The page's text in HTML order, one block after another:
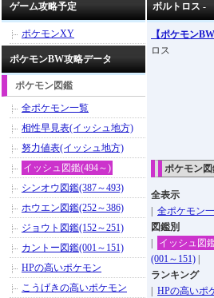
ボルトロス -
【ポケモン
ロス
ポケモン
全表示
全ポケモン
図鑑別
イッシュ図
(001～151)
ランキング
HPの高いポ
ゲーム攻略予定
ポケモンXY
ポケモンBW攻略データ
ポケモン図鑑
全ポケモン一覧
相性早見表(イッシュ地方)
努力値表(イッシュ地方)
イッシュ図鑑(494～)
シンオウ図鑑(387～493)
ホウエン図鑑(252～386)
ジョウト図鑑(152～251)
カントー図鑑(001～151)
HPの高いポケモン
こうげきの高いポケモン